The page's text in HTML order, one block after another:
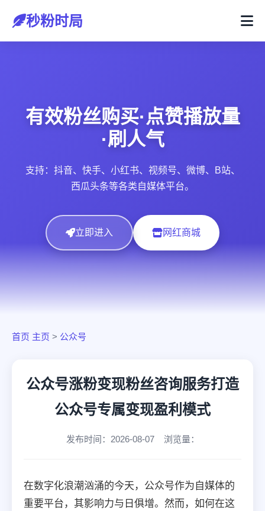
秒粉时局
有效粉丝购买·点赞播放量
·刷人气
支持：抖音、快手、小红书、视频号、微博、B站、
西瓜头条等各类自媒体平台。
立即进入 网红商城
首页 主页 > 公众号
公众号涨粉变现粉丝咨询服务打造
公众号专属变现盈利模式
发布时间：2026-08-07 浏览量：
在数字化浪潮汹涌的今天，公众号作为自媒体的
重要平台，其影响力与日俱增。然而，如何在这